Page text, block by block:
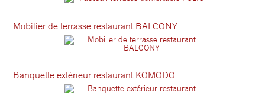
Mobilier de terrasse restaurant BALCONY
Banquette extérieur restaurant KOMODO